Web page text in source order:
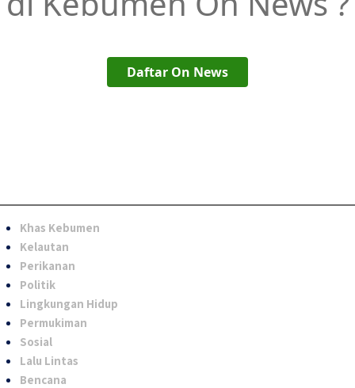
Daftar On News
Khas Kebumen
Kelautan
Perikanan
Politik
Lingkungan Hidup
Permukiman
Sosial
Lalu Lintas
Bencana